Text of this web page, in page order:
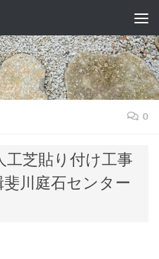
0
工芝貼り付け工事
川庭石センター